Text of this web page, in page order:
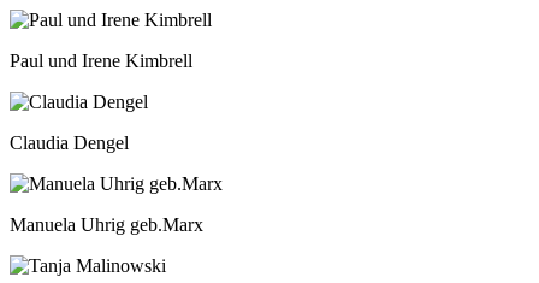
Paul und Irene Kimbrell
Claudia Dengel
Manuela Uhrig geb.Marx